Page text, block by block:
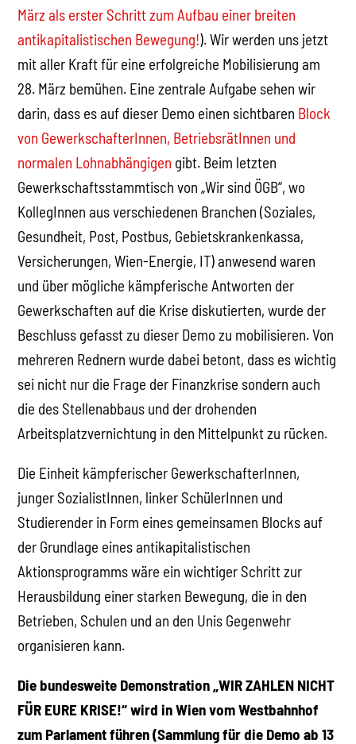
März als erster Schritt zum Aufbau einer breiten
antikapitalistischen Bewegung!). Wir werden uns jetzt
mit aller Kraft für eine erfolgreiche Mobilisierung am
28. März bemühen. Eine zentrale Aufgabe sehen wir
darin, dass es auf dieser Demo einen sichtbaren Block
von GewerkschafterInnen, BetriebsrätInnen und
normalen Lohnabhängigen gibt. Beim letzten
Gewerkschaftsstammtisch von „Wir sind ÖGB“, wo
KollegInnen aus verschiedenen Branchen (Soziales,
Gesundheit, Post, Postbus, Gebietskrankenkassa,
Versicherungen, Wien-Energie, IT) anwesend waren
und über mögliche kämpferische Antworten der
Gewerkschaften auf die Krise diskutierten, wurde der
Beschluss gefasst zu dieser Demo zu mobilisieren. Von
mehreren Rednern wurde dabei betont, dass es wichtig
sei nicht nur die Frage der Finanzkrise sondern auch
die des Stellenabbaus und der drohenden
Arbeitsplatzvernichtung in den Mittelpunkt zu rücken.
Die Einheit kämpferischer GewerkschafterInnen,
junger SozialistInnen, linker SchülerInnen und
Studierender in Form eines gemeinsamen Blocks auf
der Grundlage eines antikapitalistischen
Aktionsprogramms wäre ein wichtiger Schritt zur
Herausbildung einer starken Bewegung, die in den
Betrieben, Schulen und an den Unis Gegenwehr
organisieren kann.
Die bundesweite Demonstration „WIR ZAHLEN NICHT
FÜR EURE KRISE!“ wird in Wien vom Westbahnhof
zum Parlament führen (Sammlung für die Demo ab 13